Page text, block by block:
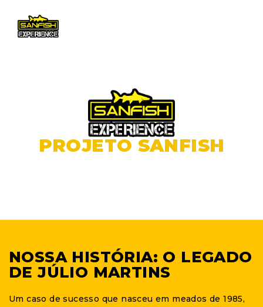
PROJETO SANFISH
NOSSA HISTÓRIA: O LEGADO
DE JÚLIO MARTINS
Um caso de sucesso que nasceu em meados de 1985,